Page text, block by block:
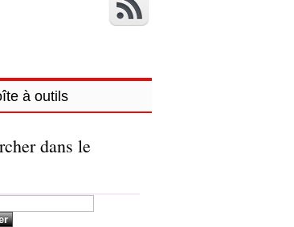
à outils
dans le